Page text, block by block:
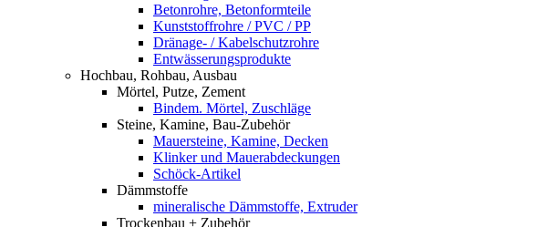
Betonrohre, Betonformteile
Kunststoffrohre / PVC / PP
Dränage- / Kabelschutzrohre
Entwässerungsprodukte
Hochbau, Rohbau, Ausbau
Mörtel, Putze, Zement
Bindem. Mörtel, Zuschläge
Steine, Kamine, Bau-Zubehör
Mauersteine, Kamine, Decken
Klinker und Mauerabdeckungen
Schöck-Artikel
Dämmstoffe
mineralische Dämmstoffe, Extruder
Trockenbau + Zubehör